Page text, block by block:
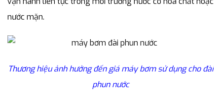
nước mặn.
Thương hiệu ảnh hưởng đến giá máy bơm sử dụng cho đài
phun nước